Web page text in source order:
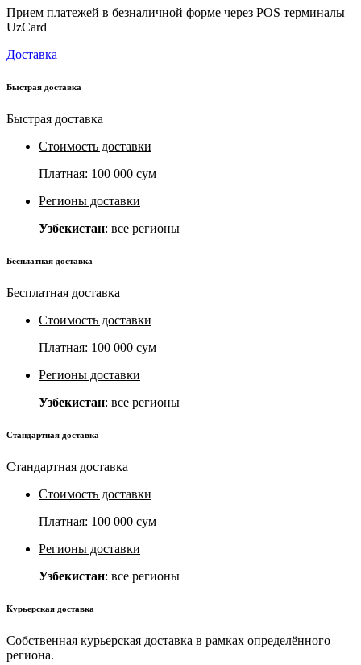
Прием платежей в безналичной форме через POS терминалы
UzCard
Доставка
Быстрая доставка
Быстрая доставка
Стоимость доставки
Платная: 100 000 сум
Регионы доставки
Узбекистан: все регионы
Бесплатная доставка
Бесплатная доставка
Стоимость доставки
Платная: 100 000 сум
Регионы доставки
Узбекистан: все регионы
Стандартная доставка
Стандартная доставка
Стоимость доставки
Платная: 100 000 сум
Регионы доставки
Узбекистан: все регионы
Курьерская доставка
Собственная курьерская доставка в рамках определённого
региона.